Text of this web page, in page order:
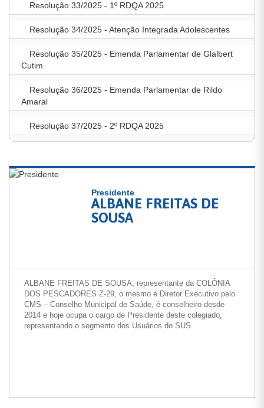
Resolução 33/2025 - 1º RDQA 2025
Resolução 34/2025 - Atenção Integrada Adolescentes
Resolução 35/2025 - Emenda Parlamentar de Glalbert
Cutim
Resolução 36/2025 - Emenda Parlamentar de Rildo
Amaral
Resolução 37/2025 - 2º RDQA 2025
Presidente
ALBANE FREITAS DE
SOUSA
ALBANE FREITAS DE SOUSA, representante da COLÔNIA
DOS PESCADORES Z-29, o mesmo é Diretor Executivo pelo
CMS – Conselho Municipal de Saúde, é conselheiro desde
2014 e hoje ocupa o cargo de Presidente deste colegiado,
representando o segmento dos Usuários do SUS.